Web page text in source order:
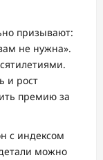
призывают:
не нужна».
и рост
премию за
с индексом
можно